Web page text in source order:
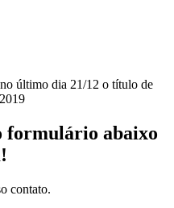
último dia 21/12 o título de
formulário abaixo
contato.